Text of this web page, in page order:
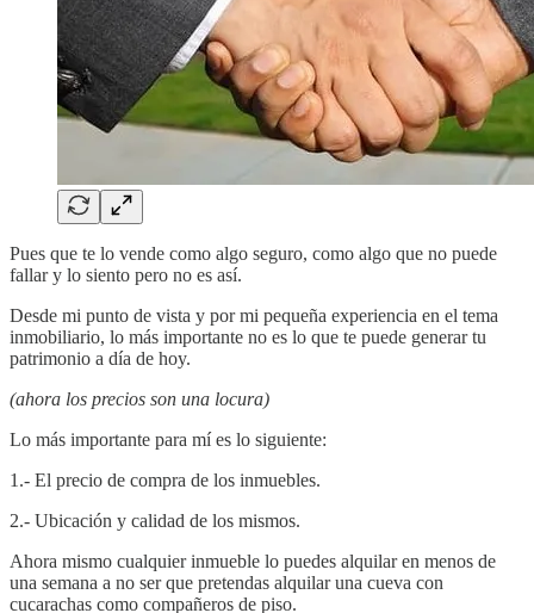
Pues que te lo vende como algo seguro, como algo que no puede
fallar y lo siento pero no es así.
Desde mi punto de vista y por mi pequeña experiencia en el tema
inmobiliario, lo más importante no es lo que te puede generar tu
patrimonio a día de hoy.
(ahora los precios son una locura)
Lo más importante para mí es lo siguiente:
1.- El precio de compra de los inmuebles.
2.- Ubicación y calidad de los mismos.
Ahora mismo cualquier inmueble lo puedes alquilar en menos de
una semana a no ser que pretendas alquilar una cueva con
cucarachas como compañeros de piso.